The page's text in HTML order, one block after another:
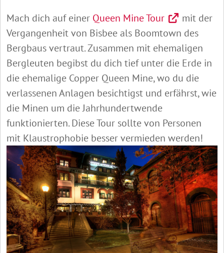
Mach dich auf einer Queen Mine Tour
mit der
Vergangenheit von Bisbee als Boomtown des
Bergbaus vertraut. Zusammen mit ehemaligen
Bergleuten begibst du dich tief unter die Erde in
die ehemalige Copper Queen Mine, wo du die
verlassenen Anlagen besichtigst und erfährst, wie
die Minen um die Jahrhundertwende
funktionierten. Diese Tour sollte von Personen
mit Klaustrophobie besser vermieden werden!